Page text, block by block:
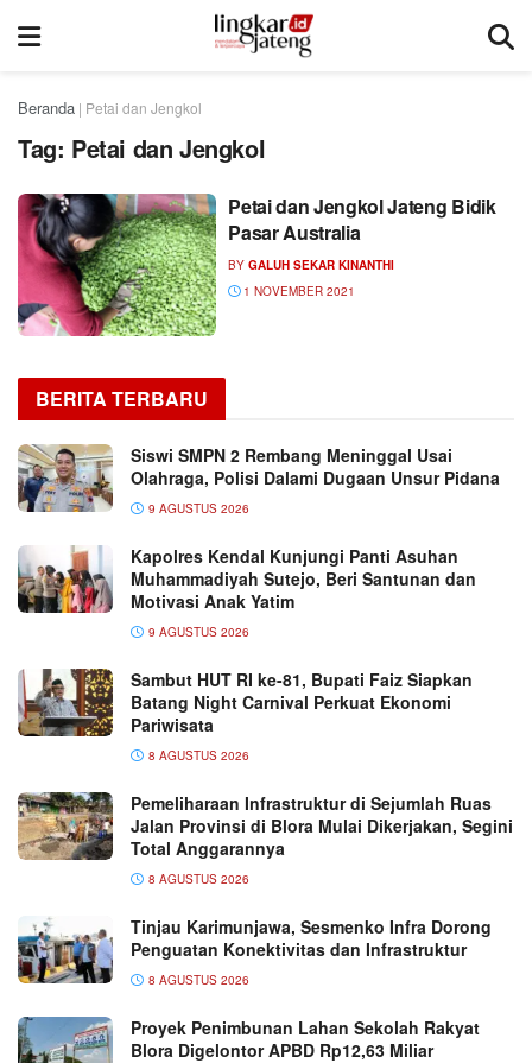
Beranda | Petai dan Jengkol
Tag: Petai dan Jengkol
Petai dan Jengkol Jateng Bidik
Pasar Australia
BY GALUH SEKAR KINANTHI
1 NOVEMBER 2021
BERITA TERBARU
Siswi SMPN 2 Rembang Meninggal Usai
Olahraga, Polisi Dalami Dugaan Unsur Pidana
9 AGUSTUS 2026
Kapolres Kendal Kunjungi Panti Asuhan
Muhammadiyah Sutejo, Beri Santunan dan
Motivasi Anak Yatim
9 AGUSTUS 2026
Sambut HUT RI ke-81, Bupati Faiz Siapkan
Batang Night Carnival Perkuat Ekonomi
Pariwisata
8 AGUSTUS 2026
Pemeliharaan Infrastruktur di Sejumlah Ruas
Jalan Provinsi di Blora Mulai Dikerjakan, Segini
Total Anggarannya
8 AGUSTUS 2026
Tinjau Karimunjawa, Sesmenko Infra Dorong
Penguatan Konektivitas dan Infrastruktur
8 AGUSTUS 2026
Proyek Penimbunan Lahan Sekolah Rakyat
Blora Digelontor APBD Rp12,63 Miliar